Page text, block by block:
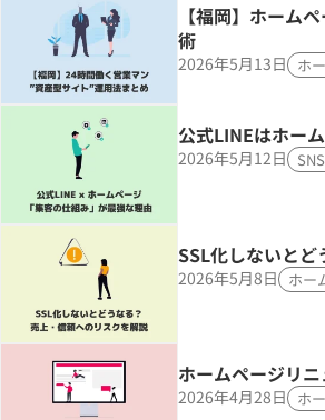
【福岡】ホーム
術
2026年5月13日 ホ
公式LINEはホー
2026年5月12日
SSL化しないと
2026年5月8日 ホー
ホームページリ
2026年4月28日 ホ